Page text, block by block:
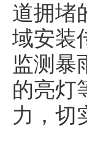
道拥堵
域安装
监测暴
的亮灯
力，切